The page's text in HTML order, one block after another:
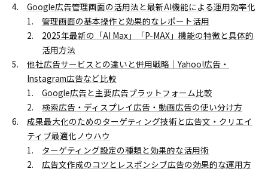
Google広告管理画面の活用法と最新AI機能による運用効率化
管理画面の基本操作と効果的なレポート活用
2025年最新の「AI Max」「P-MAX」機能の特徴と具体的
活用方法
他社広告サービスとの違いと併用戦略｜Yahoo!広告・
Instagram広告など比較
Google広告と主要広告プラットフォーム比較
検索広告・ディスプレイ広告・動画広告の使い分け方
成果最大化のためのターゲティング技術と広告文・クリエイ
ティブ最適化ノウハウ
ターゲティング設定の種類と効果的な活用術
広告文作成のコツとレスポンシブ広告の効果的な運用方